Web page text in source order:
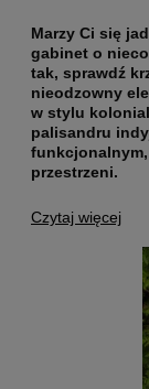
Marzy Ci się
gabinet o
tak, sprawdź
nieodzowny
w stylu
palisandru
przestrzeni.
Czytaj więcej